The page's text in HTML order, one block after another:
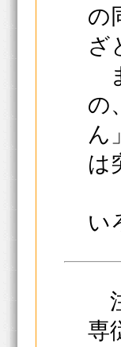
の
ざ
の
ん
は
い
専